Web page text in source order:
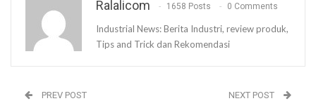
Ralalicom 1658 Posts 0 Comments
Industrial News: Berita Industri, review produk,
Tips and Trick dan Rekomendasi
PREV POST NEXT POST